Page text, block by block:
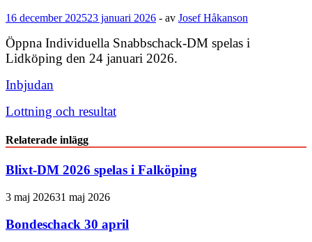
16 december 202523 januari 2026 - av Josef Håkanson
Öppna Individuella Snabbschack-DM spelas i
Lidköping den 24 januari 2026.
Inbjudan
Lottning och resultat
Relaterade inlägg
Blixt-DM 2026 spelas i Falköping
3 maj 202631 maj 2026
Bondeschack 30 april